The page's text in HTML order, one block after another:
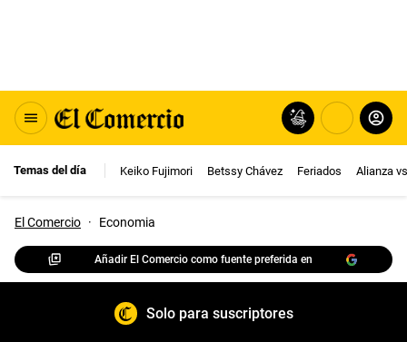
Temas del día Keiko Fujimori Betssy Chávez Feriados Alianza
El Comercio · Economia
Añadir El Comercio como fuente preferida en
Solo para suscriptores